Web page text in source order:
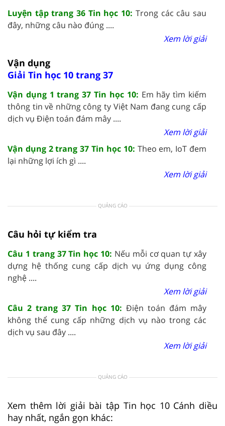
Luyện tập trang 36 Tin học 10: Trong các câu sau
đây, những câu nào đúng ....
Xem lời giải
Vận dụng
Giải Tin học 10 trang 37
Vận dụng 1 trang 37 Tin học 10: Em hãy tìm kiếm
thông tin về những công ty Việt Nam đang cung cấp
dịch vụ Điện toán đám mây ....
Xem lời giải
Vận dụng 2 trang 37 Tin học 10: Theo em, IoT đem
lại những lợi ích gì ....
Xem lời giải
QUẢNG CÁO
Câu hỏi tự kiểm tra
Câu 1 trang 37 Tin học 10: Nếu mỗi cơ quan tự xây
dựng hệ thống cung cấp dịch vụ ứng dụng công
nghệ ....
Xem lời giải
Câu 2 trang 37 Tin học 10: Điện toán đám mây
không thể cung cấp những dịch vụ nào trong các
dịch vụ sau đây ....
Xem lời giải
QUẢNG CÁO
Xem thêm lời giải bài tập Tin học 10 Cánh diều
hay nhất, ngắn gọn khác: